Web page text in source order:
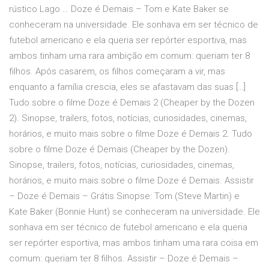
rústico Lago … Doze é Demais – Tom e Kate Baker se
conheceram na universidade. Ele sonhava em ser técnico de
futebol americano e ela queria ser repórter esportiva, mas
ambos tinham uma rara ambição em comum: queriam ter 8
filhos. Após casarem, os filhos começaram a vir, mas
enquanto a família crescia, eles se afastavam das suas […]
Tudo sobre o filme Doze é Demais 2 (Cheaper by the Dozen
2). Sinopse, trailers, fotos, notícias, curiosidades, cinemas,
horários, e muito mais sobre o filme Doze é Demais 2. Tudo
sobre o filme Doze é Demais (Cheaper by the Dozen).
Sinopse, trailers, fotos, notícias, curiosidades, cinemas,
horários, e muito mais sobre o filme Doze é Demais. Assistir
– Doze é Demais – Grátis Sinopse: Tom (Steve Martin) e
Kate Baker (Bonnie Hunt) se conheceram na universidade. Ele
sonhava em ser técnico de futebol americano e ela queria
ser repórter esportiva, mas ambos tinham uma rara coisa em
comum: queriam ter 8 filhos. Assistir – Doze é Demais –